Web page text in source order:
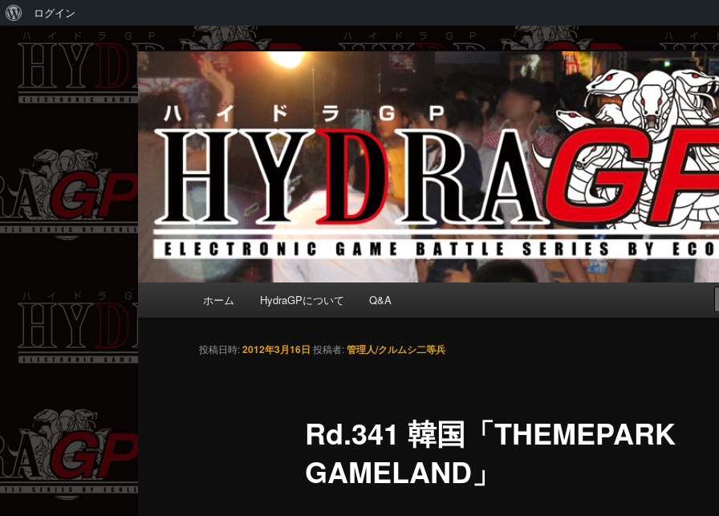
WordPress
に
つ
い
ログイン
メ
ン
テ
ン
ツ
へ
移
HydraGP
Electronic game battle series by ECOLE
ホーム HydraGPについて Q&A
Rd.341 韓国「THEMEPARK
GAMELAND」
投稿日時:2012年3月16日 投稿者:管理人/クルムシ二等兵